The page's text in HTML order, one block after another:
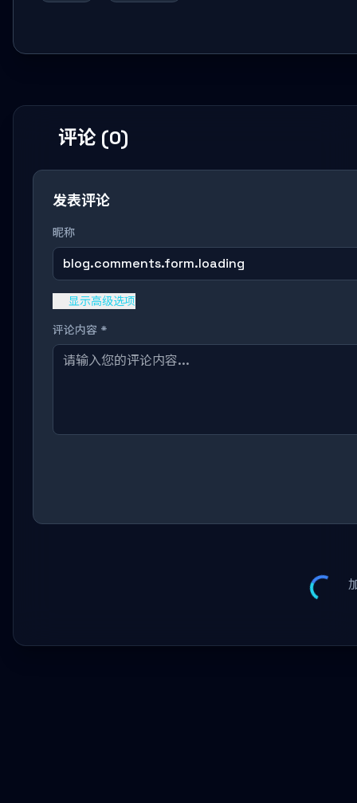
评论 (0)
发表评论
昵称
blog.comments.form.loading
显示高级选项
评论内容 *